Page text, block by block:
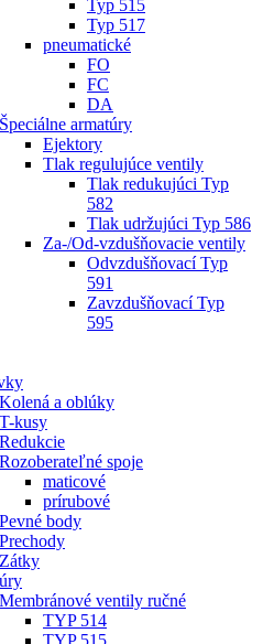
Typ 515
Typ 517
pneumatické
FO
FC
DA
Špeciálne armatúry
Ejektory
Tlak regulujúce ventily
Tlak redukujúci Typ
582
Tlak udržujúci Typ 586
Za-/Od-vzdušňovacie ventily
Odvzdušňovací Typ
591
Zavzdušňovací Typ
595
Kolená a oblúky
T-kusy
Redukcie
Rozoberateľné spoje
maticové
prírubové
Pevné body
Prechody
Zátky
Membránové ventily ručné
TYP 514
TYP 515